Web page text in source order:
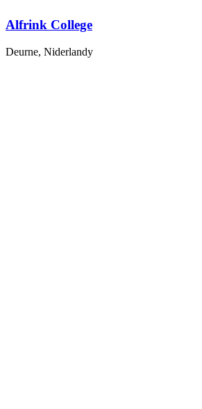
Alfrink College
Deurne, Niderlandy